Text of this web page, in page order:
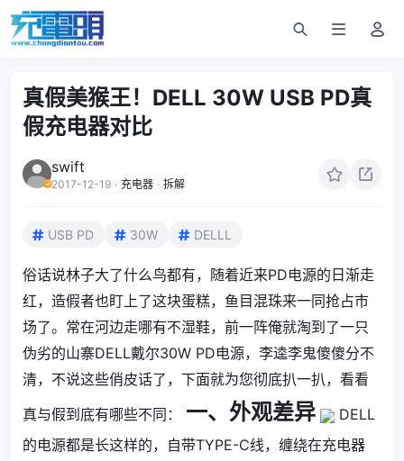
真假美猴王！DELL 30W USB PD真
假充电器对比
swift
2017-12-19 · 充电器 · 拆解
USB PD 30W DELLL
俗话说林子大了什么鸟都有，随着近来PD电源的日渐走
红，造假者也盯上了这块蛋糕，鱼目混珠来一同抢占市
场了。常在河边走哪有不湿鞋，前一阵俺就淘到了一只
伪劣的山寨DELL戴尔30W PD电源，李逵李鬼傻傻分不
清，不说这些俏皮话了，下面就为您彻底扒一扒，看看
真与假到底有哪些不同： 一、外观差异
DELL
的电源都是长这样的，自带TYPE-C线，缠绕在充电器